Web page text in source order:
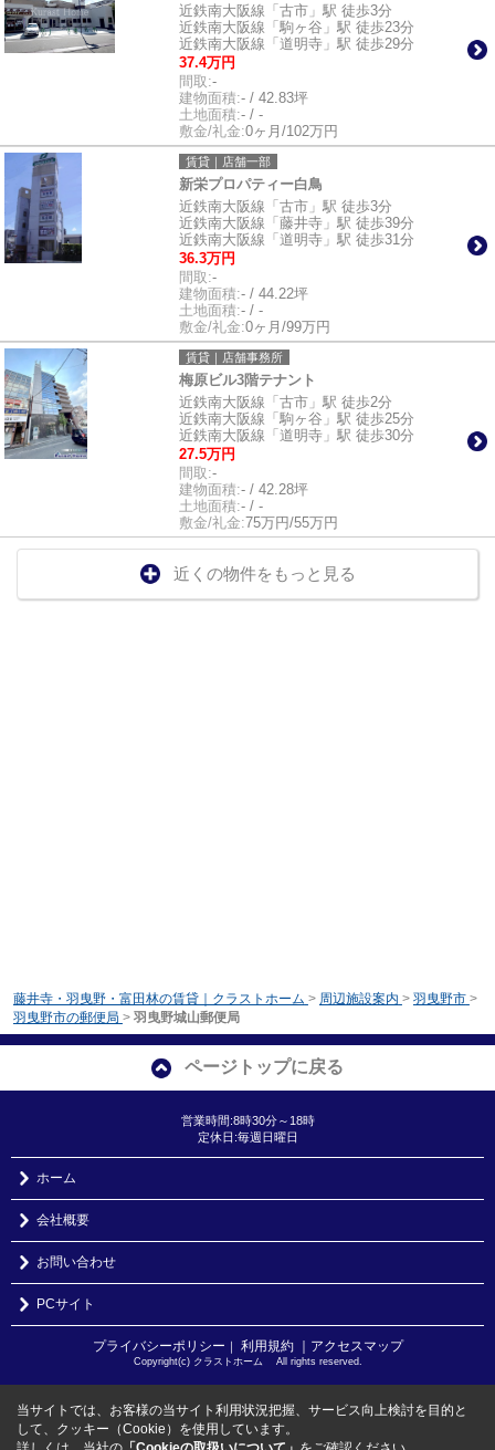
近鉄南大阪線「古市」駅 徒歩3分
近鉄南大阪線「駒ヶ谷」駅 徒歩23分
近鉄南大阪線「道明寺」駅 徒歩29分
37.4万円
間取:-
建物面積:- / 42.83坪
土地面積:- / -
敷金/礼金:0ヶ月/102万円
賃貸｜店舗一部
新栄プロパティー白鳥
近鉄南大阪線「古市」駅 徒歩3分
近鉄南大阪線「藤井寺」駅 徒歩39分
近鉄南大阪線「道明寺」駅 徒歩31分
36.3万円
間取:-
建物面積:- / 44.22坪
土地面積:- / -
敷金/礼金:0ヶ月/99万円
賃貸｜店舗事務所
梅原ビル3階テナント
近鉄南大阪線「古市」駅 徒歩2分
近鉄南大阪線「駒ヶ谷」駅 徒歩25分
近鉄南大阪線「道明寺」駅 徒歩30分
27.5万円
間取:-
建物面積:- / 42.28坪
土地面積:- / -
敷金/礼金:75万円/55万円
近くの物件をもっと見る
藤井寺・羽曳野・富田林の賃貸｜クラストホーム > 周辺施設案内 > 羽曳野市 >
羽曳野市の郵便局 > 羽曳野城山郵便局
ページトップに戻る
営業時間:8時30分～18時
定休日:毎週日曜日
ホーム
会社概要
お問い合わせ
PCサイト
プライバシーポリシー ｜ 利用規約 ｜アクセスマップ
Copyright(c) クラストホーム All rights reserved.
当サイトでは、お客様の当サイト利用状況把握、サービス向上検討を目的と
して、クッキー（Cookie）を使用しています。